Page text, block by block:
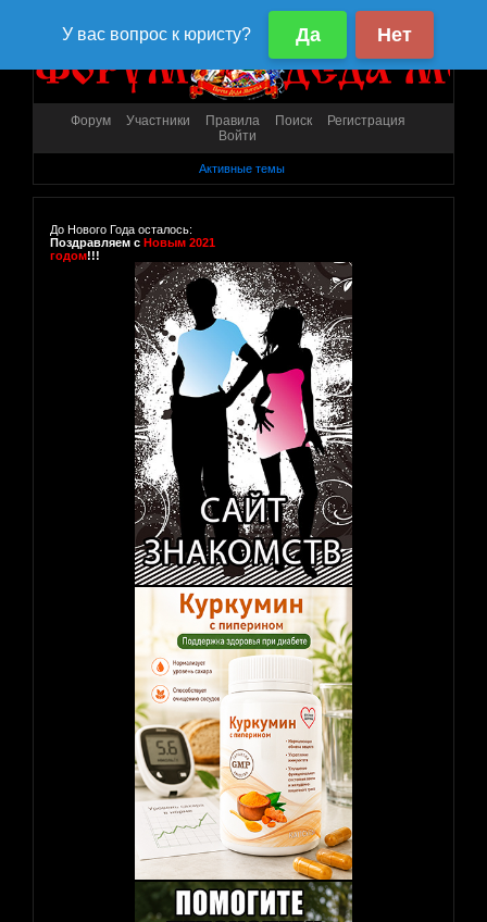
Форум Участники Правила Поиск
Регистрация
Войти
Активные темы
До Нового Года осталось:
Поздравляем с Новым 2021
годом!!!